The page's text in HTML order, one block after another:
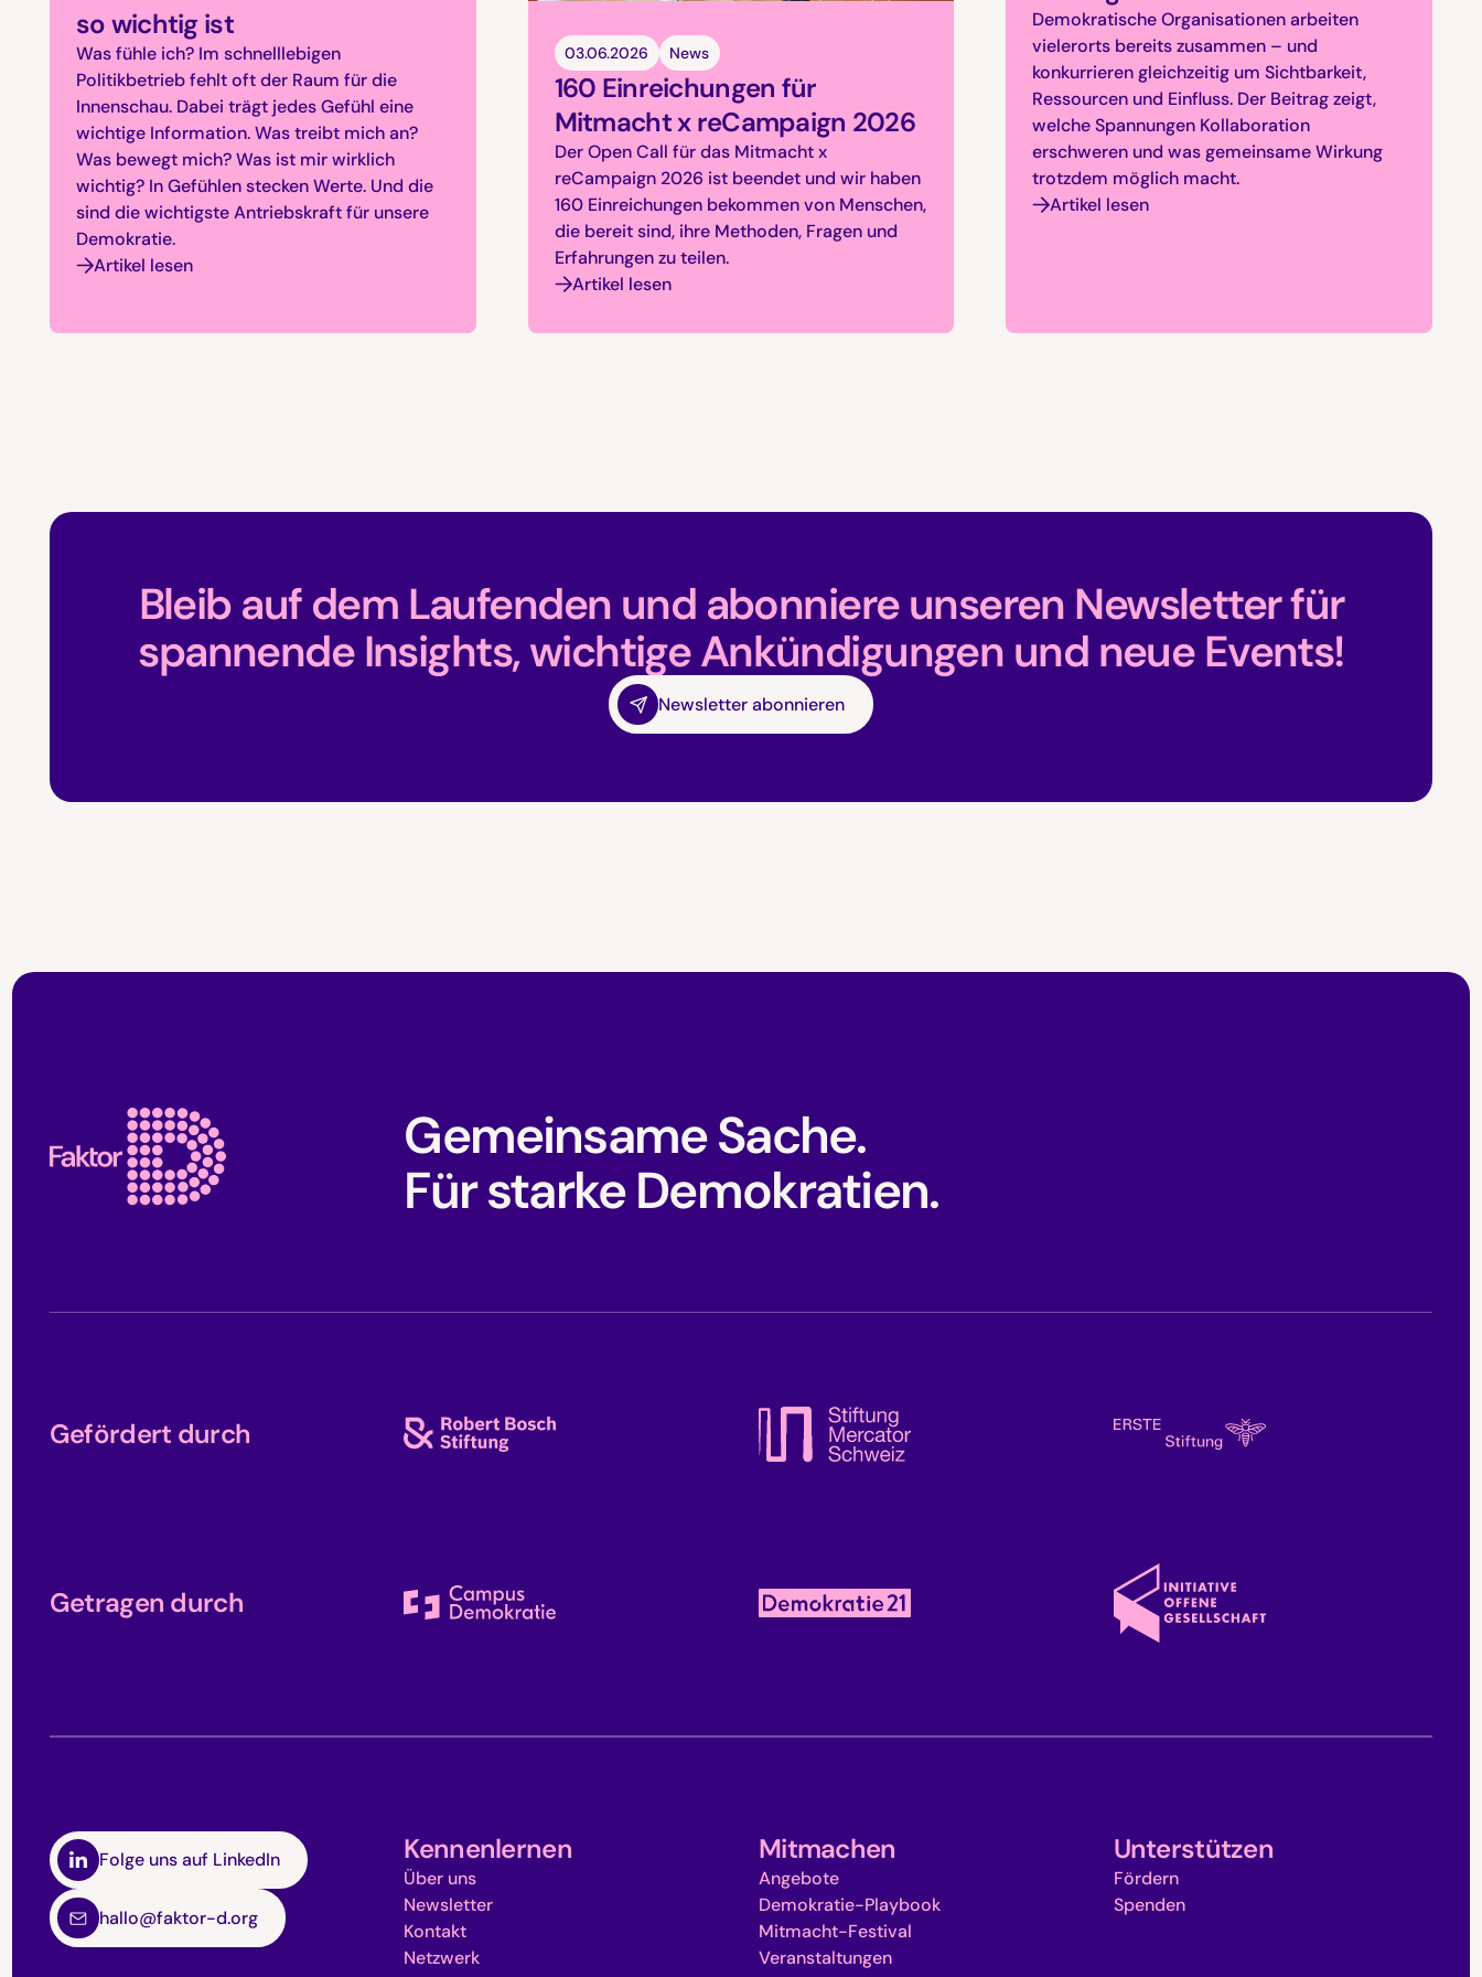
so wichtig ist
Was fühle ich? Im schnelllebigen
Politikbetrieb fehlt oft der Raum für die
Innenschau. Dabei trägt jedes Gefühl eine
wichtige Information. Was treibt mich an?
Was bewegt mich? Was ist mir wirklich
wichtig? In Gefühlen stecken Werte. Und die
sind die wichtigste Antriebskraft für unsere
Demokratie.
Artikel lesen
03.06.2026 News
160 Einreichungen für
Mitmacht x reCampaign 2026
Der Open Call für das Mitmacht x
reCampaign 2026 ist beendet und wir haben
160 Einreichungen bekommen von Menschen,
die bereit sind, ihre Methoden, Fragen und
Erfahrungen zu teilen.
Artikel lesen
Demokratische Organisationen arbeiten
vielerorts bereits zusammen – und
konkurrieren gleichzeitig um Sichtbarkeit,
Ressourcen und Einfluss. Der Beitrag zeigt,
welche Spannungen Kollaboration
erschweren und was gemeinsame Wirkung
trotzdem möglich macht.
Artikel lesen
Bleib auf dem Laufenden und abonniere unseren Newsletter für
spannende Insights, wichtige Ankündigungen und neue Events!
Newsletter abonnieren
Faktor D Footer
Gemeinsame Sache.
Für starke Demokratien.
Gefördert durch
Getragen durch
Folge uns auf LinkedIn
hallo@faktor-d.org
Kennenlernen
Über uns
Newsletter
Kontakt
Netzwerk
Mitmachen
Angebote
Demokratie-Playbook
Mitmacht-Festival
Veranstaltungen
Unterstützen
Fördern
Spenden